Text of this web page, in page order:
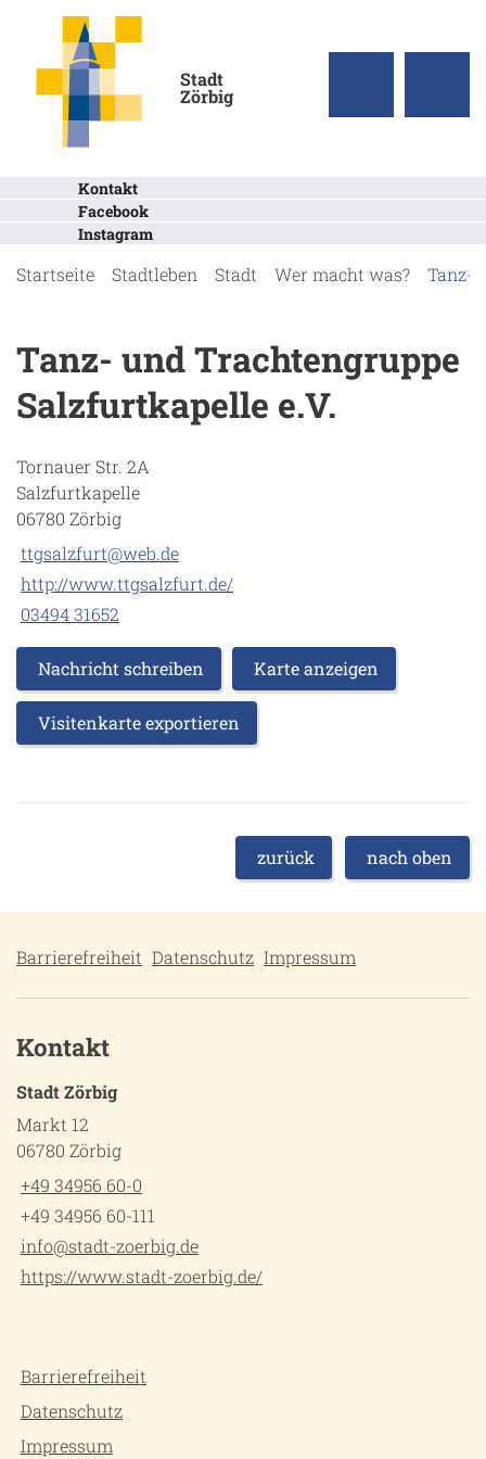
Stadt
Zörbig
Kontakt
Facebook
Instagram
Startseite Stadtleben Stadt Wer macht was? Tanz-
Tanz- und Trachtengruppe
Salzfurtkapelle e.V.
Tornauer Str. 2A
Salzfurtkapelle
06780 Zörbig
ttgsalzfurt@web.de
http://www.ttgsalzfurt.de/
03494 31652
Nachricht schreiben Karte anzeigen
Visitenkarte exportieren
zurück nach oben
Barrierefreiheit Datenschutz Impressum
Kontakt
Stadt Zörbig
Markt 12
06780 Zörbig
+49 34956 60-0
+49 34956 60-111
info@stadt-zoerbig.de
https://www.stadt-zoerbig.de/
Barrierefreiheit
Datenschutz
Impressum